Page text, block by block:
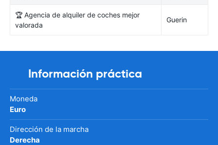
🏆 Agencia de alquiler de coches mejor
valorada
Guerin
Información práctica
Moneda
Euro
Dirección de la marcha
Derecha